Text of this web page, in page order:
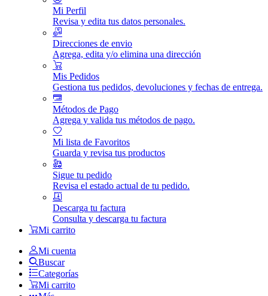
Mi Perfil
Revisa y edita tus datos personales.
Direcciones de envio
Agrega, edita y/o elimina una dirección
Mis Pedidos
Gestiona tus pedidos, devoluciones y fechas de entrega.
Métodos de Pago
Agrega y valida tus métodos de pago.
Mi lista de Favoritos
Guarda y revisa tus productos
Sigue tu pedido
Revisa el estado actual de tu pedido.
Descarga tu factura
Consulta y descarga tu factura
Mi carrito
Mi cuenta
Buscar
Categorías
Mi carrito